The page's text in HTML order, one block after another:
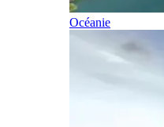
Océanie